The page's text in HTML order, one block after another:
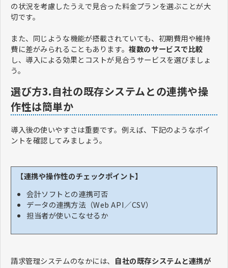
の状況を考慮したうえで見合った料金プランを選ぶことが大
切です。
また、同じような機能が搭載されていても、初期費用や維持
費に差がみられることもあります。複数のサービスで比較
し、導入による効果とコストが見合うサービスを選びましょ
う。
選び方3.自社の既存システムとの連携や操
作性は簡単か
導入後の使いやすさは重要です。例えば、下記のようなポイ
ントを確認してみましょう。
【連携や操作性のチェックポイント】
会計ソフトとの連携可否
データの連携方法（Web API／CSV）
担当者が使いこなせるか
請求管理システムのなかには、 自社の既存システムと連携が